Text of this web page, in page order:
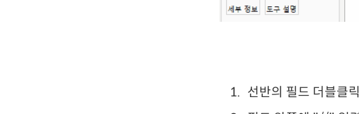
선반의 필드 더블클릭